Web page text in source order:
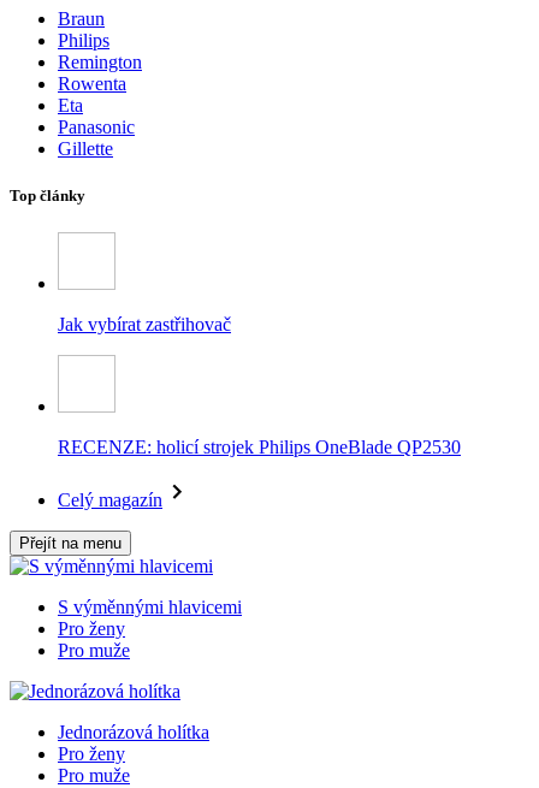
Braun
Philips
Remington
Rowenta
Eta
Panasonic
Gillette
Top články
Jak vybírat zastřihovač
RECENZE: holicí strojek Philips OneBlade QP2530
Celý magazín
Přejít na menu
S výměnnými hlavicemi
Pro ženy
Pro muže
Jednorázová holítka
Pro ženy
Pro muže